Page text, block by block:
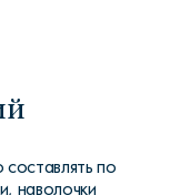
по
наволочки